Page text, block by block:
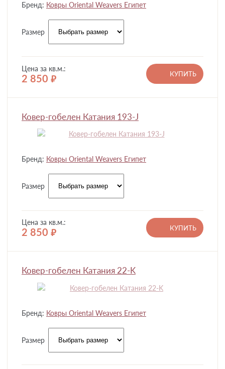
Бренд: Ковры Oriental Weavers Египет
Размер
Цена за кв.м.:
2 850 руб.
КУПИТЬ
Ковер-гобелен Катания 193-J
Бренд: Ковры Oriental Weavers Египет
Размер
Цена за кв.м.:
2 850 руб.
КУПИТЬ
Ковер-гобелен Катания 22-K
Бренд: Ковры Oriental Weavers Египет
Размер